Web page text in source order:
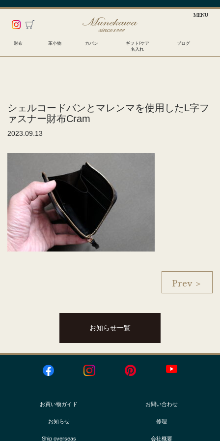
財布 革小物 カバン
ギフト/ケア
名入れ
ブログ
シェルコードバンとマレンマを使用したL字フ
ァスナー財布Cram
2023.09.13
Prev ＞
お知らせ一覧
お買い物ガイド お問い合わせ
お知らせ 修理
Ship overseas 会社概要